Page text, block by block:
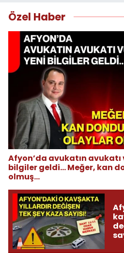
Özel Haber
Afyon’da avukatın
bilgiler geldi... Meğer, kan
olmuş...